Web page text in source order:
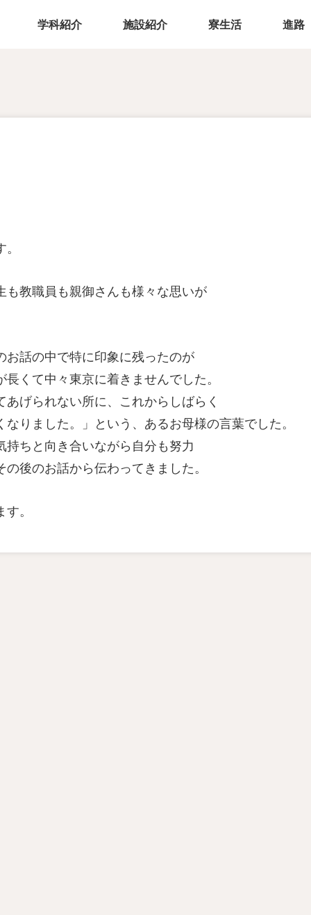
学科紹介 施設紹介 寮生活 進路
教職員も親御さんも様々な思いが
話の中で特に印象に残ったのが
くて中々東京に着きませんでした。
てあげられない所に、これからしばらく
りました。」という、あるお母様の言葉でした。
気持ちと向き合いながら自分も努力
後のお話から伝わってきました。
。